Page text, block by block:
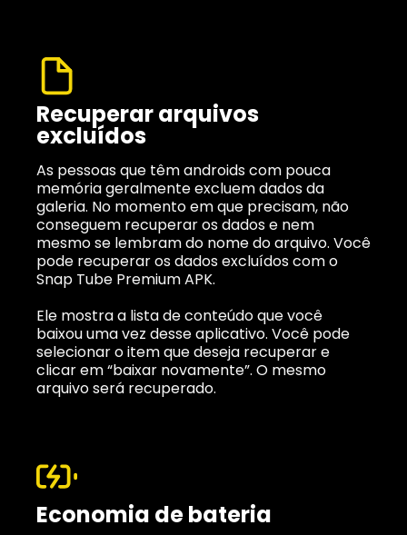
Recuperar arquivos
excluídos
As pessoas que têm androids com pouca
memória geralmente excluem dados da
galeria. No momento em que precisam, não
conseguem recuperar os dados e nem
mesmo se lembram do nome do arquivo. Você
pode recuperar os dados excluídos com o
Snap Tube Premium APK.
Ele mostra a lista de conteúdo que você
baixou uma vez desse aplicativo. Você pode
selecionar o item que deseja recuperar e
clicar em “baixar novamente”. O mesmo
arquivo será recuperado.
Economia de bateria